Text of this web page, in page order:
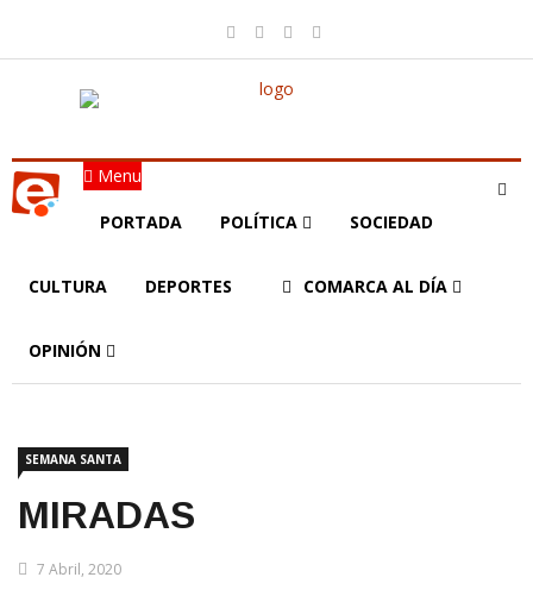
Menu
PORTADA POLÍTICA SOCIEDAD
CULTURA DEPORTES COMARCA AL DÍA
OPINIÓN
SEMANA SANTA
MIRADAS
7 Abril, 2020